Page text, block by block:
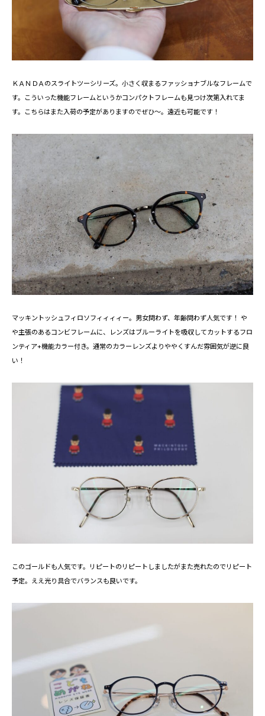
ＫＡＮＤＡのスライトツーシリーズ。小さく収まるファッショナブルなフレームで
す。こういった機能フレームというかコンパクトフレームも見つけ次第入れてま
す。こちらはまた入荷の予定がありますのでぜひ～。遠近も可能です！
マッキントッシュフィロソフィィィィー。男女問わず、年齢問わず人気です！ や
や主張のあるコンビフレームに、レンズはブルーライトを吸収してカットするフロ
ンティア+機能カラー付き。通常のカラーレンズよりややくすんだ雰囲気が逆に良
い！
このゴールドも人気です。リピートのリピートしましたがまた売れたのでリピート
予定。ええ光り具合でバランスも良いです。